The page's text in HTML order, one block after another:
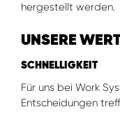
hergestellt werden.
UNSERE
SCHNELLIGKEIT
Für uns bei Work
Entscheidungen